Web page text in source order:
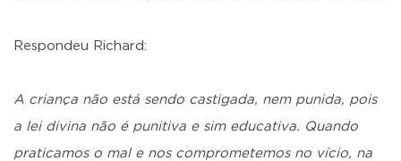
Respondeu Richard:
A criança não está sendo castigada, nem punida, pois
a lei divina não é punitiva e sim educativa. Quando
praticamos o mal e nos comprometemos no vício, na